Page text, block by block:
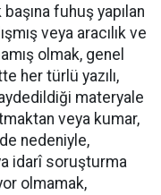
fuhuş yapılan
veya aracılık ve
olmak, genel
her türlü yazılı,
materyale
veya kumar,
nedeniyle,
idarî soruşturma
olmamak,